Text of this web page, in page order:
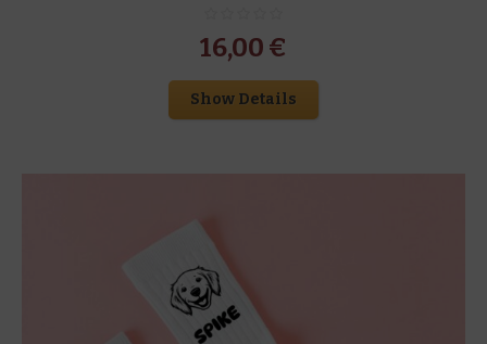
16,00 €
Show Details